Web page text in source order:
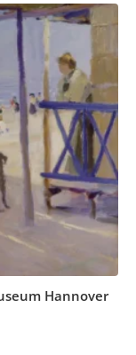
Hannover